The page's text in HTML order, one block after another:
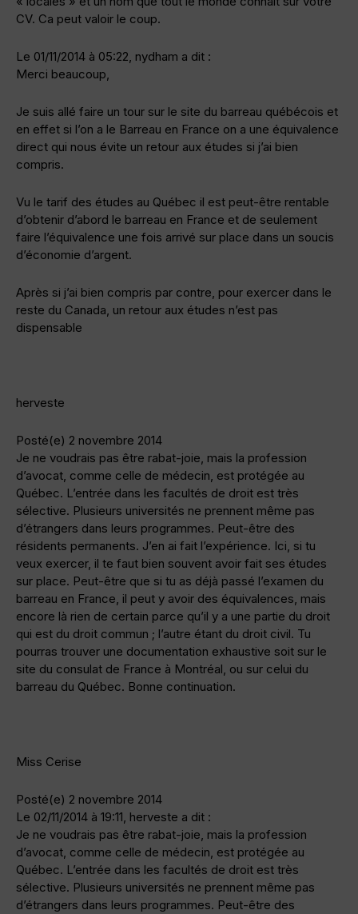
CV. Ca peut valoir le coup.
Le 01/11/2014 à 05:22, nydham a dit :
Merci beaucoup,
Je suis allé faire un tour sur le site du barreau québécois et
en effet si l’on a le Barreau en France on a une équivalence
direct qui nous évite un retour aux études si j’ai bien
compris.
Vu le tarif des études au Québec il est peut-être rentable
d’obtenir d’abord le barreau en France et de seulement
faire l’équivalence une fois arrivé sur place dans un soucis
d’économie d’argent.
Après si j’ai bien compris par contre, pour exercer dans le
reste du Canada, un retour aux études n’est pas
dispensable
herveste
Posté(e) 2 novembre 2014
Je ne voudrais pas être rabat-joie, mais la profession
d’avocat, comme celle de médecin, est protégée au
Québec. L’entrée dans les facultés de droit est très
sélective. Plusieurs universités ne prennent même pas
d’étrangers dans leurs programmes. Peut-être des
résidents permanents. J’en ai fait l’expérience. Ici, si tu
veux exercer, il te faut bien souvent avoir fait ses études
sur place. Peut-être que si tu as déjà passé l’examen du
barreau en France, il peut y avoir des équivalences, mais
encore là rien de certain parce qu’il y a une partie du droit
qui est du droit commun ; l’autre étant du droit civil. Tu
pourras trouver une documentation exhaustive soit sur le
site du consulat de France à Montréal, ou sur celui du
barreau du Québec. Bonne continuation.
Miss Cerise
Posté(e) 2 novembre 2014
Le 02/11/2014 à 19:11, herveste a dit :
Je ne voudrais pas être rabat-joie, mais la profession
d’avocat, comme celle de médecin, est protégée au
Québec. L’entrée dans les facultés de droit est très
sélective. Plusieurs universités ne prennent même pas
d’étrangers dans leurs programmes. Peut-être des